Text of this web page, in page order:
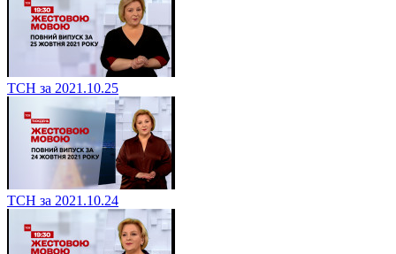
ТСН за 2021.10.25
ТСН за 2021.10.24